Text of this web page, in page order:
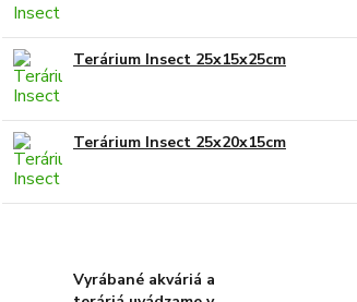
Terárium Insect 25x15x25cm
Terárium Insect 25x20x15cm
Vyrábané akváriá a